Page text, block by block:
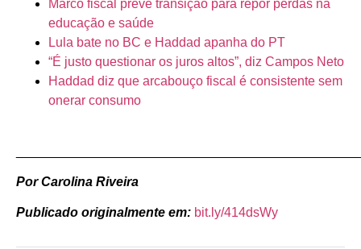
Marco fiscal prevê transição para repor perdas na
educação e saúde
Lula bate no BC e Haddad apanha do PT
“É justo questionar os juros altos”, diz Campos Neto
Haddad diz que arcabouço fiscal é consistente sem
onerar consumo
Por Carolina Riveira
Publicado originalmente em: bit.ly/414dsWy